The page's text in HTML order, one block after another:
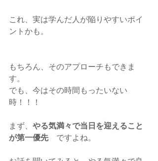
これ、実は学んだ人が陥りやすいポイ
ントかも。
もちろん、そのアプローチもできま
す。
でも、今はその時間もったいない
時！！！
まず、 やる気満々で当日を迎えること
が第一優先 ですよね。